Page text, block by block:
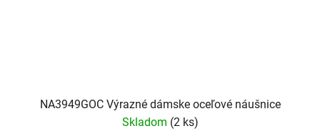
NA3949GOC Výrazné dámske oceľové náušnice
Skladom (2 ks)